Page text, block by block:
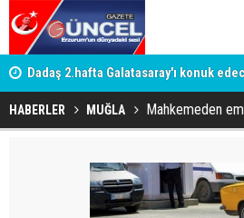
Dadaş 2.hafta Galatasaray'ı konuk
HABERLER MUĞLA Mahkemeden